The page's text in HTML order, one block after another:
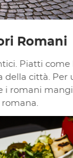
Romani
Piatti
della città.
i romani